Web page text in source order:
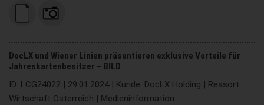
DocLX und Wiener Linien präsentieren exklusive Vorteile für
Jahreskartenbesitzer – BILD
ID: LCG24022 | 29.01.2024 | Kunde: DocLX Holding | Ressort:
Wirtschaft Österreich | Medieninformation